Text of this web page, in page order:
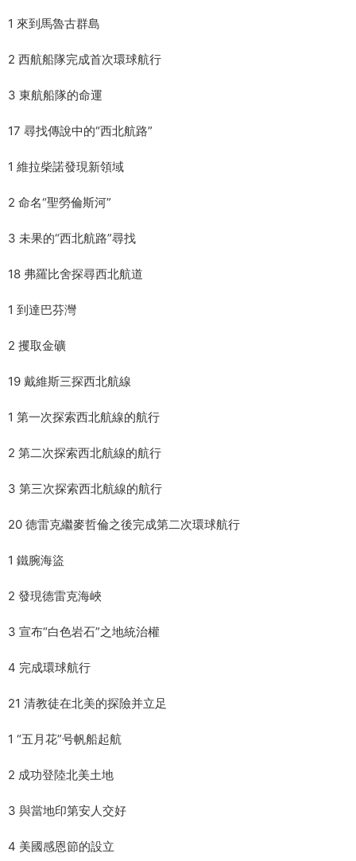
1 來到馬魯古群島
2 西航船隊完成首次環球航行
3 東航船隊的命運
17 尋找傳說中的“西北航路”
1 維拉柴諾發現新領域
2 命名“聖勞倫斯河”
3 未果的“西北航路”尋找
18 弗羅比舍探尋西北航道
1 到達巴芬灣
2 攫取金礦
19 戴維斯三探西北航線
1 第一次探索西北航線的航行
2 第二次探索西北航線的航行
3 第三次探索西北航線的航行
20 德雷克繼麥哲倫之後完成第二次環球航行
1 鐵腕海盜
2 發現德雷克海峽
3 宣布“白色岩石”之地統治權
4 完成環球航行
21 清教徒在北美的探險并立足
1 “五月花”号帆船起航
2 成功登陸北美土地
3 與當地印第安人交好
4 美國感恩節的設立